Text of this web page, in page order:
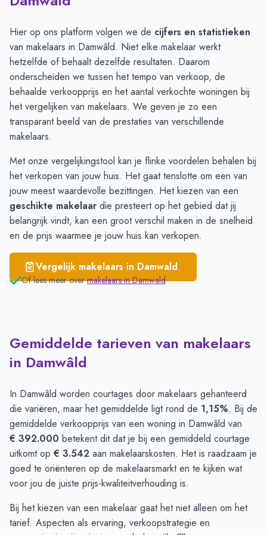
Wâlterswâld
€ 4.215
Broeksterwâld
€ 3.201
De Westereen
€ 2.949
Rinsumageast
€ 2.564
Hier op ons platform volgen we de cijfers en statistieken
van makelaars in Damwâld. Niet elke makelaar werkt
hetzelfde of behaalt dezelfde resultaten. Daarom
onderscheiden we tussen het tempo van verkoop, de
behaalde verkoopprijs en het aantal verkochte woningen bij
het vergelijken van makelaars. We geven je zo een
transparant beeld van de prestaties van verschillende
makelaars.
Met onze vergelijkingstool kan je flinke voordelen behalen bij
het verkopen van jouw huis. Het gaat tenslotte om een van
jouw meest waardevolle bezittingen. Het kiezen van een
geschikte makelaar die presteert op het gebied dat jij
belangrijk vindt, kan een groot verschil maken in de snelheid
en de prijs waarmee je jouw huis kan verkopen.
Vergelijk makelaars in Damwald
Of lees meer over makelaars inDamwald
Gemiddelde tarieven van makelaars
in Damwâld
In Damwâld worden courtages door makelaars gehanteerd
die variëren, maar het gemiddelde ligt rond de 1,15%. Bij de
gemiddelde verkoopprijs van een woning in Damwâld van
€ 392.000 betekent dit dat je bij een gemiddeld courtage
uitkomt op € 3.542 aan makelaarskosten. Het is raadzaam je
goed te oriënteren op de makelaarsmarkt en te kijken wat
voor jou de juiste prijs-kwaliteitverhouding is.
Bij het kiezen van een makelaar gaat het niet alleen om het
tarief. Aspecten als ervaring, verkoopstrategie en